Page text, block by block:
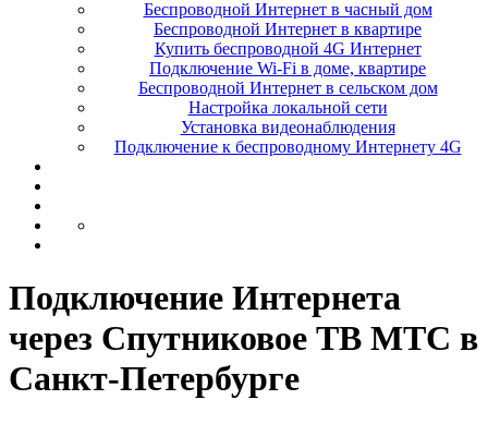
Беспроводной Интернет в часный дом
Беспроводной Интернет в квартире
Купить беспроводной 4G Интернет
Подключение Wi-Fi в доме, квартире
Беспроводной Интернет в сельском дом
Настройка локальной сети
Установка видеонаблюдения
Подключение к беспроводному Интернету 4G
Подключение Интернета
через Спутниковое ТВ МТС в
Санкт-Петербурге